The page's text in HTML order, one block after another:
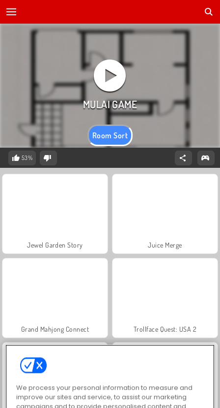
Room Sort
53%
Jewel Garden Story Juice Merge
Grand Mahjong Connect Trollface Quest: USA 2
We process your personal information to measure and
improve our sites and service, to assist our marketing